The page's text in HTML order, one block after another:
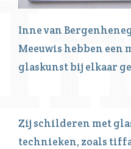
Inne van
Meeuwis hebben een
glaskunst bij elkaar
Zij schilderen met
technieken, zoals